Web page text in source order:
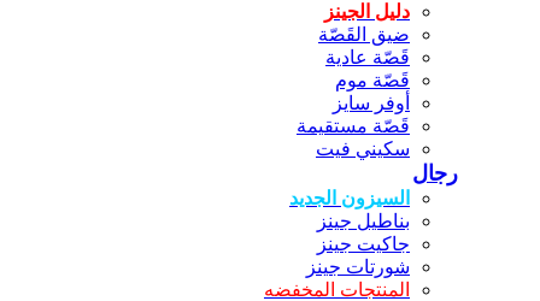
دليل الجينز
ضيق القَصّة
قَصّة عادية
قَصّة موم
أوفر سايز
قَصّة مستقيمة
سكيني فيت
رجال
السيزون الجديد
بناطيل جينز
جاكيت جينز
شورتات جينز
المنتجات المخفضه